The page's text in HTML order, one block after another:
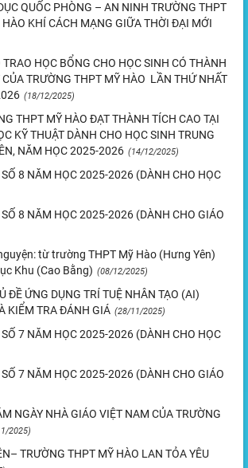
QUỐC PHÒNG – AN NINH TRƯỜNG THPT
HÀO KHÍ CÁCH MẠNG GIỮA THỜI ĐẠI MỚI
TRAO HỌC BỔNG CHO HỌC SINH CÓ THÀNH
CỦA TRƯỜNG THPT MỸ HÀO LẦN THỨ NHẤT
(18/12/2025)
THPT MỸ HÀO ĐẠT THÀNH TÍCH CAO TẠI
KỸ THUẬT DÀNH CHO HỌC SINH TRUNG
NĂM HỌC 2025-2026 (14/12/2025)
8 NĂM HỌC 2025-2026 (DÀNH CHO HỌC
8 NĂM HỌC 2025-2026 (DÀNH CHO GIÁO
từ trường THPT Mỹ Hào (Hưng Yên)
Khu (Cao Bằng) (08/12/2025)
ĐỀ ỨNG DỤNG TRÍ TUỆ NHÂN TẠO (AI)
KIỂM TRA ĐÁNH GIÁ (28/11/2025)
7 NĂM HỌC 2025-2026 (DÀNH CHO HỌC
7 NĂM HỌC 2025-2026 (DÀNH CHO GIÁO
NGÀY NHÀ GIÁO VIỆT NAM CỦA TRƯỜNG
2025)
TRƯỜNG THPT MỸ HÀO LAN TỎA YÊU